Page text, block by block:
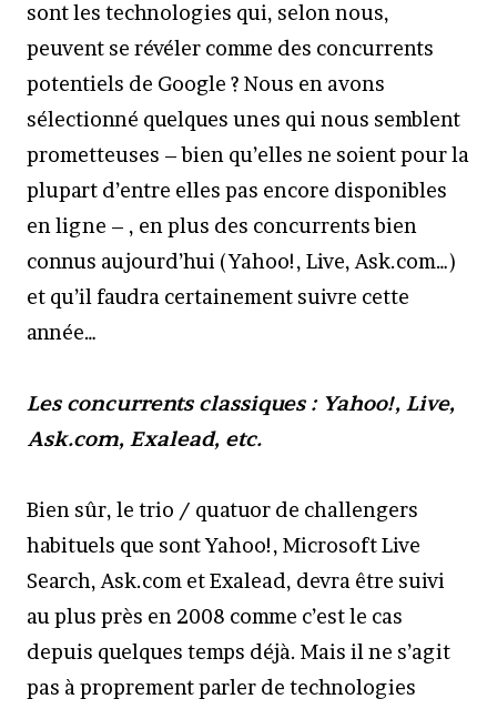
sont les technologies qui, selon nous,
peuvent se révéler comme des concurrents
potentiels de Google ? Nous en avons
sélectionné quelques unes qui nous semblent
prometteuses – bien qu’elles ne soient pour la
plupart d’entre elles pas encore disponibles
en ligne – , en plus des concurrents bien
connus aujourd’hui (Yahoo!, Live, Ask.com…)
et qu’il faudra certainement suivre cette
année…
Les concurrents classiques : Yahoo!, Live,
Ask.com, Exalead, etc.
Bien sûr, le trio / quatuor de challengers
habituels que sont Yahoo!, Microsoft Live
Search, Ask.com et Exalead, devra être suivi
au plus près en 2008 comme c’est le cas
depuis quelques temps déjà. Mais il ne s’agit
pas à proprement parler de technologies